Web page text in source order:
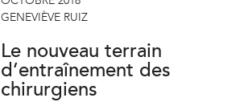
GENEVIÈVE RUIZ
Le nouveau terrain
d’entraînement des
chirurgiens